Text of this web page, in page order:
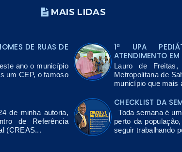
MAIS LIDAS
DE RUAS DE
ano o município
um CEP, o famoso
1ª UPA
ATENDIMENTO EM
Lauro de
Metropolitana de
município que mais
de minha autoria,
de Referência
(CREAS...
CHECKLIST DA
Toda semana é
perto da
seguir trabalhando